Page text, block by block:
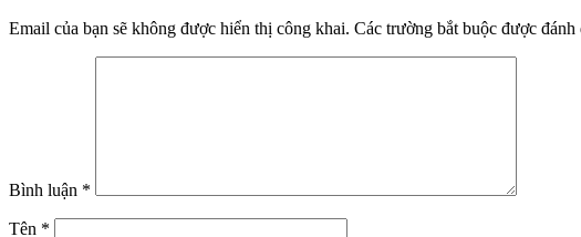
Email của bạn sẽ không được hiển thị công khai. Các trường bắt buộc được đánh
Bình luận *
Tên *